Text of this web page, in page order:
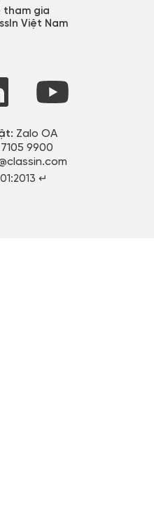
tham gia
Việt Nam
Zalo OA
9900
↵​